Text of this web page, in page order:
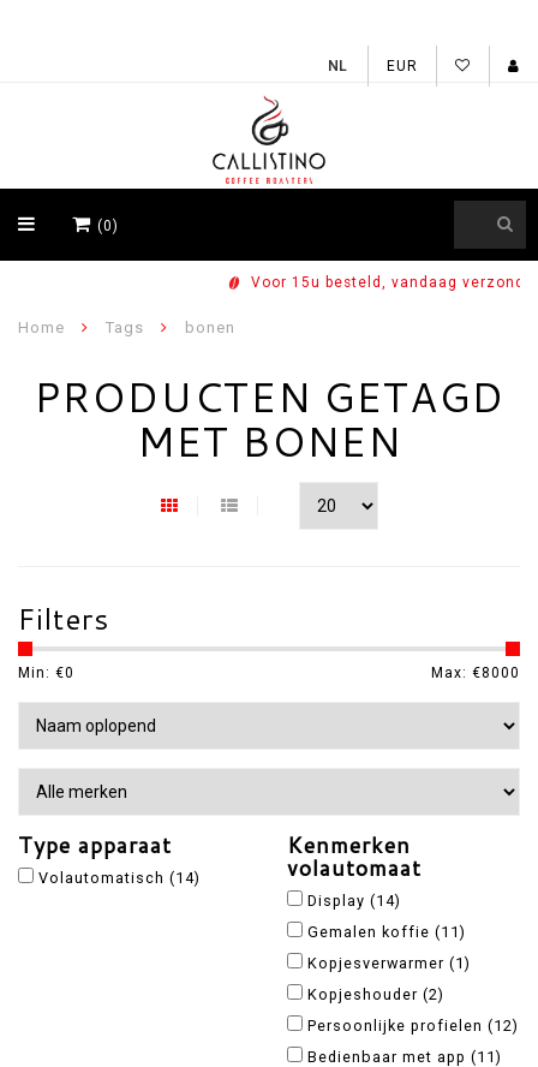
EUR
(0)
Voor 15u besteld, vandaag verzonden
Home Tags bonen
PRODUCTEN GETAGD
MET BONEN
Filters
Min: €0 Max: €8000
Type apparaat
Volautomatisch (14)
Kenmerken
volautomaat
Display (14)
Gemalen koffie (11)
Kopjesverwarmer (1)
Kopjeshouder (2)
Persoonlijke profielen (12)
Bedienbaar met app (11)